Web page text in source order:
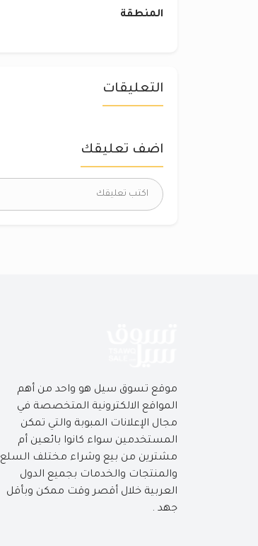
المنطقة
التعليقات
اضف تعليقك
موقع تسوق سيل هو واحد من أهم
المواقع الالكترونية المتخصصة في
مجال الإعلانات المبوبة والتي تمكن
المستخدمين سواء كانوا بائعين أم
مشترين من بيع وشراء مختلف السلع
والمنتجات والخدمات بجميع الدول
العربية خلال أقصر وقت ممكن وبأقل
جهد .